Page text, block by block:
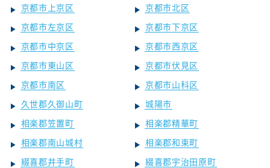
京都市上京区
京都市北区
京都市左京区
京都市下京区
京都市中京区
京都市西京区
京都市東山区
京都市伏見区
京都市南区
京都市山科区
久世郡久御山町
城陽市
相楽郡笠置町
相楽郡精華町
相楽郡南山城村
相楽郡和束町
綴喜郡井手町
綴喜郡宇治田原町